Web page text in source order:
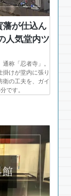
藩が仕込ん
人気堂内ツ
称「忍者寺」。
けが堂内に張り
衛の工夫を、ガイ
です。